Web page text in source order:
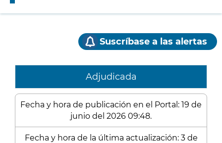
Suscríbase a las alertas
Adjudicada
Fecha y hora de publicación en el Portal: 19 de
junio del 2026 09:48.
Fecha y hora de la última actualización: 3 de